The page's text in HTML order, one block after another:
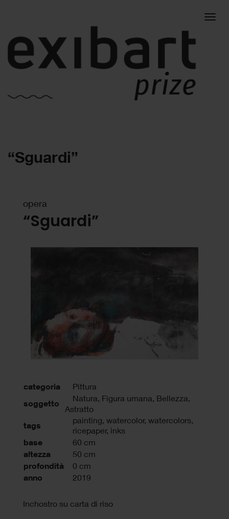
“Sguardi”
opera
“Sguardi”
categoria Pittura
soggetto
Natura, Figura umana, Bellezza,
Astratto
tags
painting watercolor, watercolors
ricepaper, inks
base 60 cm
altezza 50 cm
profondità 0 cm
anno 2019
Inchostro su carta di riso